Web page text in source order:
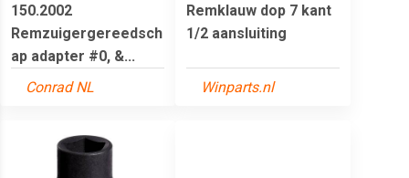
150.2002
Remzuigergereedsch
ap adapter #0, &...
Conrad NL
Remklauw dop 7 kant
1/2 aansluiting
Winparts.nl